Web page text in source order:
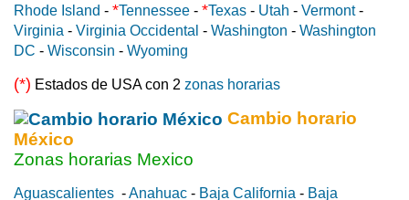
Rhode Island - *Tennessee - *Texas - Utah - Vermont-
Virginia - Virginia Occidental - Washington - Washington
DC - Wisconsin - Wyoming
(*) Estados de USA con 2 zonas horarias
Cambio horario
México
Zonas horarias Mexico
Aguascalientes -Anahuac - Baja California - Baja